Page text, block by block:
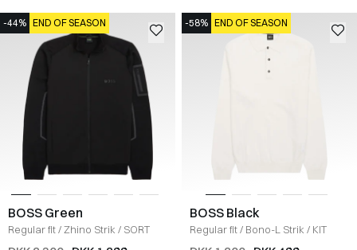
-44% END OF SEASON
BOSS Green
Regular fit/Zhino Strik / SORT
-58% END OF SEASON
BOSS Black
Regular fit/ Bono-L Strik / KIT